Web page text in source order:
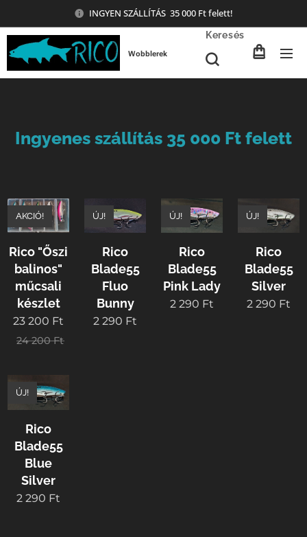
INGYEN SZÁLLÍTÁS 35 000 Ft felett!
Wobblerek
Keresés
Ingyenes szállítás 35 000 Ft felett
Rico "Őszi
balinos"
műcsali
készlet
AKCIÓ!
23 200 Ft
24 200Ft
Rico
Blade55
Fluo
Bunny
ÚJ!
2 290 Ft
Rico
Blade55
Pink Lady
ÚJ!
2 290 Ft
Rico
Blade55
Silver
ÚJ!
2 290 Ft
Rico
Blade55
Blue
Silver
ÚJ!
2 290 Ft